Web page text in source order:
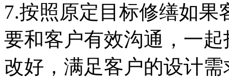
7.按照原定目标修缮如
要和客户有效沟通，一
改好，满足客户的设计需